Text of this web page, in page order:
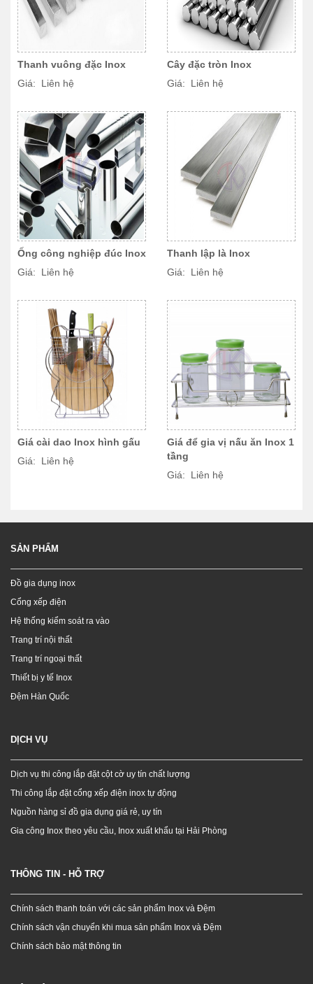
Thanh vuông đặc Inox
Giá: Liên hệ
Cây đặc tròn Inox
Giá: Liên hệ
Ống công nghiệp đúc Inox
Giá: Liên hệ
Thanh lập là Inox
Giá: Liên hệ
Giá cài dao Inox hình gấu
Giá: Liên hệ
Giá để gia vị nấu ăn Inox 1
tầng
Giá: Liên hệ
SẢN PHẨM
Đồ gia dụng inox
Cổng xếp điện
Hệ thống kiểm soát ra vào
Trang trí nội thất
Trang trí ngoại thất
Thiết bị y tế Inox
Đệm Hàn Quốc
DỊCH VỤ
Dịch vụ thi công lắp đặt cột cờ uy tín chất lượng
Thi công lắp đặt cổng xếp điện inox tự động
Nguồn hàng sỉ đồ gia dụng giá rẻ, uy tín
Gia công Inox theo yêu cầu, Inox xuất khẩu tại Hải Phòng
THÔNG TIN - HỖ TRỢ
Chính sách thanh toán với các sản phẩm Inox và Đệm
Chính sách vận chuyển khi mua sản phẩm Inox và Đệm
Chính sách bảo mật thông tin